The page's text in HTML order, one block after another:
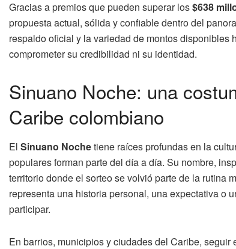
Gracias a premios que pueden superar los$638
propuesta actual, sólida y confiable dentro del
respaldo oficial y la variedad de montos
comprometer su credibilidad ni su identidad.
Sinuano Noche: una
Caribe colombiano
El Sinuano Nochetiene raíces profundas en la
populares forman parte del día a día. Su nombre,
territorio donde el sorteo se volvió parte de la rutina
representa una historia personal, una expectativa o
participar.
En barrios, municipios y ciudades del Caribe,